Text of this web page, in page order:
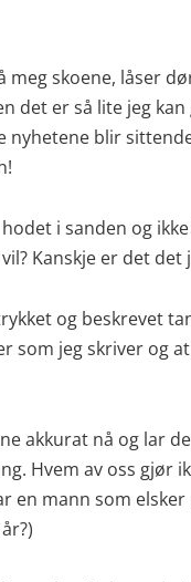
skoene, låser
det er så lite jeg kan
blir
i sanden og
Kanskje er det det
og beskrevet
som jeg skriver og
akkurat nå og lar
Hvem av oss gjør
en mann som